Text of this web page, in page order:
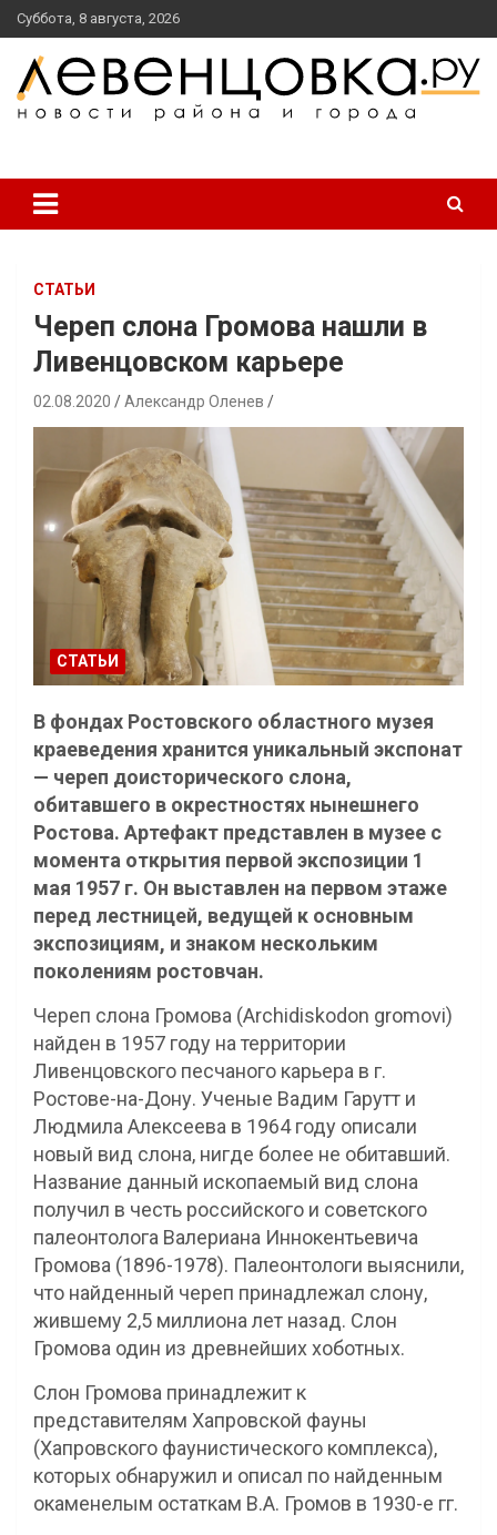
перейти
к
содержанию
Суббота, 8 августа, 2026
СТАТЬИ
Череп слона Громова нашли в
Ливенцовском карьере
02.08.2020 Александр Оленев
СТАТЬИ
В фондах Ростовского областного музея
краеведения хранится уникальный экспонат
— череп доисторического слона,
обитавшего в окрестностях нынешнего
Ростова. Артефакт представлен в музее с
момента открытия первой экспозиции 1
мая 1957 г. Он выставлен на первом этаже
перед лестницей, ведущей к основным
экспозициям, и знаком нескольким
поколениям ростовчан.
Череп слона Громова (Archidiskodon gromovi)
найден в 1957 году на территории
Ливенцовского песчаного карьера в г.
Ростове-на-Дону. Ученые Вадим Гарутт и
Людмила Алексеева в 1964 году описали
новый вид слона, нигде более не обитавший.
Название данный ископаемый вид слона
получил в честь российского и советского
палеонтолога Валериана Иннокентьевича
Громова (1896-1978). Палеонтологи выяснили,
что найденный череп принадлежал слону,
жившему 2,5 миллиона лет назад. Слон
Громова один из древнейших хоботных.
Слон Громова принадлежит к
представителям Хапровской фауны
(Хапровского фаунистического комплекса),
которых обнаружил и описал по найденным
окаменелым остаткам В.А. Громов в 1930-е гг.